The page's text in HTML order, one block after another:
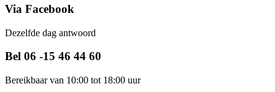
Via Facebook
Dezelfde dag antwoord
Bel 06 -15 46 44 60
Bereikbaar van 10:00 tot 18:00 uur